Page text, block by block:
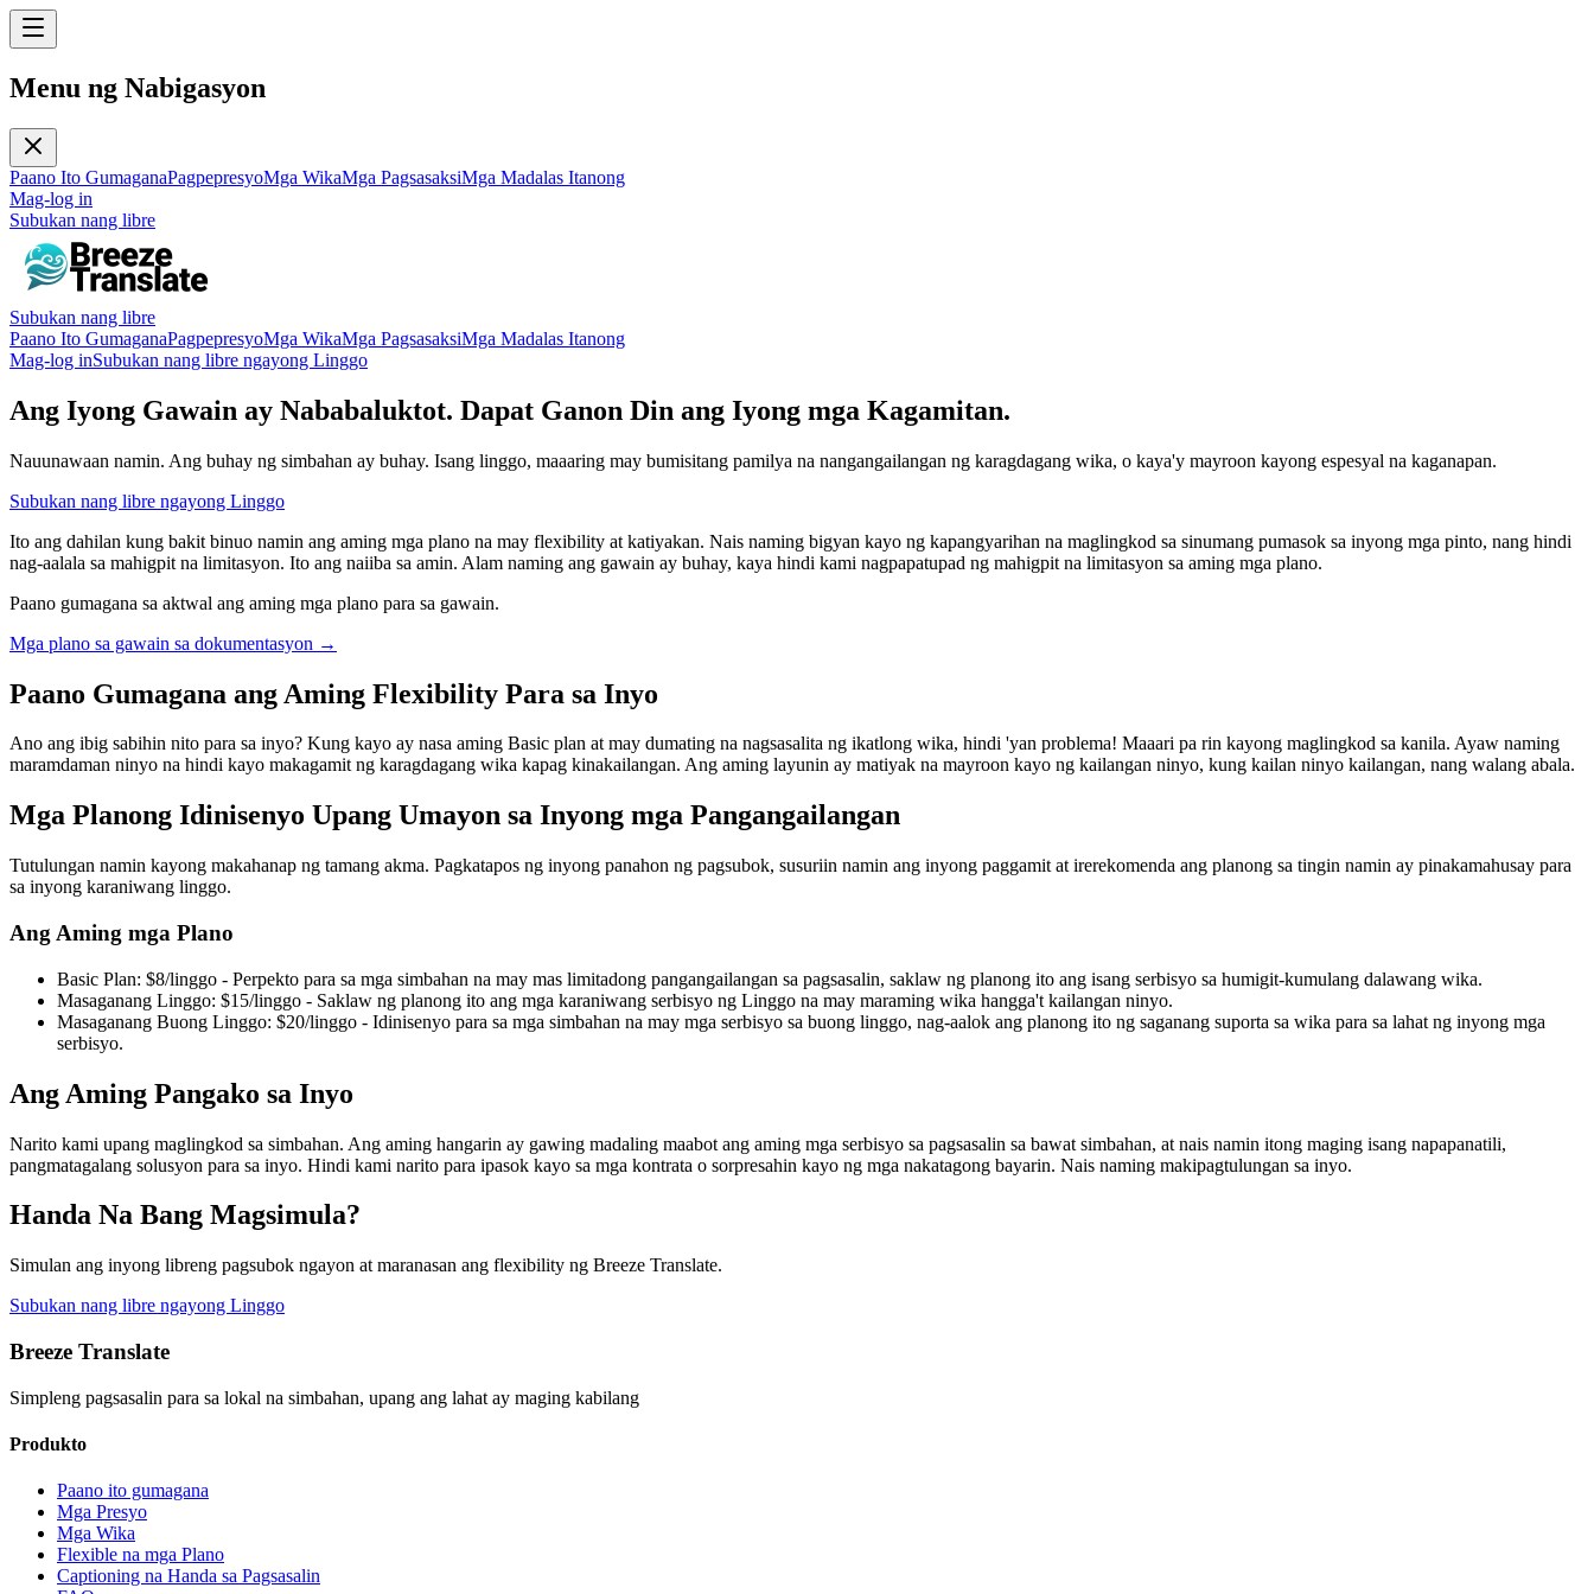
Menu ng Nabigasyon
Paano Ito GumaganaPagpepresyoMga WikaMga PagsasaksiMga Madalas Itanong
Mag-log in
Subukan nang libre
Subukan nang libre
Paano Ito GumaganaPagpepresyoMga WikaMga PagsasaksiMga Madalas Itanong
Mag-log inSubukan nang libre ngayong Linggo
Ang Iyong Gawain ay Nababaluktot. Dapat Ganon Din ang Iyong mga Kagamitan.
Nauunawaan namin. Ang buhay ng simbahan ay buhay. Isang linggo, maaaring may bumisitang pamilya na nangangailangan ng karagdagang wika, o kaya'y mayroon kayong espesyal na kaganapan.
Subukan nang libre ngayong Linggo
Ito ang dahilan kung bakit binuo namin ang aming mga plano na may flexibility at katiyakan. Nais naming bigyan kayo ng kapangyarihan na maglingkod sa sinumang pumasok sa inyong mga pinto, nang hindi
nag-aalala sa mahigpit na limitasyon. Ito ang naiiba sa amin. Alam naming ang gawain ay buhay, kaya hindi kami nagpapatupad ng mahigpit na limitasyon sa aming mga plano.
Paano gumagana sa aktwal ang aming mga plano para sa gawain.
Mga plano sa gawain sa dokumentasyon →
Paano Gumagana ang Aming Flexibility Para sa Inyo
Ano ang ibig sabihin nito para sa inyo? Kung kayo ay nasa aming Basic plan at may dumating na nagsasalita ng ikatlong wika, hindi 'yan problema! Maaari pa rin kayong maglingkod sa kanila. Ayaw naming
maramdaman ninyo na hindi kayo makagamit ng karagdagang wika kapag kinakailangan. Ang aming layunin ay matiyak na mayroon kayo ng kailangan ninyo, kung kailan ninyo kailangan, nang walang abala.
Mga Planong Idinisenyo Upang Umayon sa Inyong mga Pangangailangan
Tutulungan namin kayong makahanap ng tamang akma. Pagkatapos ng inyong panahon ng pagsubok, susuriin namin ang inyong paggamit at irerekomenda ang planong sa tingin namin ay pinakamahusay para
sa inyong karaniwang linggo.
Ang Aming mga Plano
Basic Plan: $8/linggo - Perpekto para sa mga simbahan na may mas limitadong pangangailangan sa pagsasalin, saklaw ng planong ito ang isang serbisyo sa humigit-kumulang dalawang wika.
Masaganang Linggo: $15/linggo - Saklaw ng planong ito ang mga karaniwang serbisyo ng Linggo na may maraming wika hangga't kailangan ninyo.
Masaganang Buong Linggo: $20/linggo - Idinisenyo para sa mga simbahan na may mga serbisyo sa buong linggo, nag-aalok ang planong ito ng saganang suporta sa wika para sa lahat ng inyong mga
serbisyo.
Ang Aming Pangako sa Inyo
Narito kami upang maglingkod sa simbahan. Ang aming hangarin ay gawing madaling maabot ang aming mga serbisyo sa pagsasalin sa bawat simbahan, at nais namin itong maging isang napapanatili,
pangmatagalang solusyon para sa inyo. Hindi kami narito para ipasok kayo sa mga kontrata o sorpresahin kayo ng mga nakatagong bayarin. Nais naming makipagtulungan sa inyo.
Handa Na Bang Magsimula?
Simulan ang inyong libreng pagsubok ngayon at maranasan ang flexibility ng Breeze Translate.
Subukan nang libre ngayong Linggo
Breeze Translate
Simpleng pagsasalin para sa lokal na simbahan, upang ang lahat ay maging kabilang
Produkto
Paano ito gumagana
Mga Presyo
Mga Wika
Flexible na mga Plano
Captioning na Handa sa Pagsasalin